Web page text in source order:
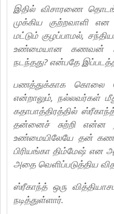
இதில் விசாரணை
முக்கிய குற்றவாளி என
மட்டும் குழப்பாமல்,
உண்மையான கணவன்
நடந்தது? என்பதே
பணத்துக்காக கொலை
என்றாலும், நல்லவர்கள்
கதாபாத்திரத்தில்
தன்னைச் சுற்றி என்ன
உண்மையிலேயே தன்
பிரியங்கா திம்மேஷ் என
அதை வெளிப்படுத்திய
ஸ்ரீகாந்த் ஒரு
நடித்துள்ளார்.